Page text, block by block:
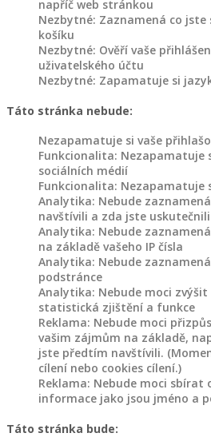
z
kmenů
Dřevěné
záhony
objednávku
Dřevořezba
zvířat
Domovy
zvířata
Dřevěné
holubníky,
kurníky
a
jiné
napříč web stránkou
Nezbytné: Zaznamená co
košíku
Nezbytné: Ověří vaše
uživatelského účtu
Nezbytné: Zapamatuje si
Táto stránka nebude:
Nezapamatuje si vaše
Funkcionalita: Nezapamatuje
sociálních médií
Funkcionalita: Nezapamatuje
Analytika: Nebude
navštívili a zda jste
Analytika: Nebude
na základě vašeho IP čísla
Analytika: Nebude
podstránce
Analytika: Nebude moci
statistická zjištění a funkce
Reklama: Nebude moci
vašim zájmům na základě,
jste předtím navštívili.
cílení nebo cookies cílení.)
Reklama: Nebude moci
informace jako jsou jméno a
Táto stránka bude: